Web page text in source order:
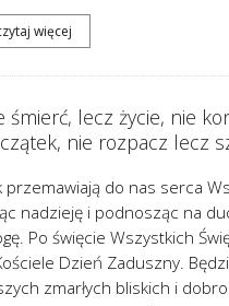
więcej
śmierć, lecz życie, nie
nie rozpacz lecz
przemawiają do nas serca
nadzieję i podnosząc na
Po święcie Wszystkich
Dzień Zaduszny.
zmarłych bliskich i